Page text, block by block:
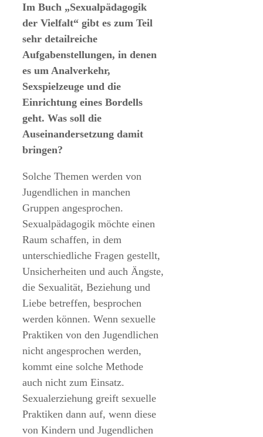
Im Buch „Sexualpädagogik
der Vielfalt“ gibt es zum Teil
sehr detailreiche
Aufgabenstellungen, in denen
es um Analverkehr,
Sexspielzeuge und die
Einrichtung eines Bordells
geht. Was soll die
Auseinandersetzung damit
bringen?
Solche Themen werden von
Jugendlichen in manchen
Gruppen angesprochen.
Sexualpädagogik möchte einen
Raum schaffen, in dem
unterschiedliche Fragen gestellt,
Unsicherheiten und auch Ängste,
die Sexualität, Beziehung und
Liebe betreffen, besprochen
werden können. Wenn sexuelle
Praktiken von den Jugendlichen
nicht angesprochen werden,
kommt eine solche Methode
auch nicht zum Einsatz.
Sexualerziehung greift sexuelle
Praktiken dann auf, wenn diese
von Kindern und Jugendlichen